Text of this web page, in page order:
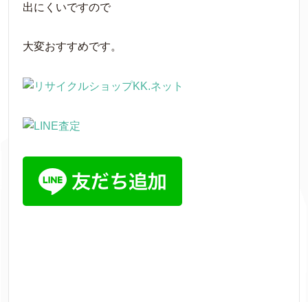
出にくいですので
大変おすすめです。